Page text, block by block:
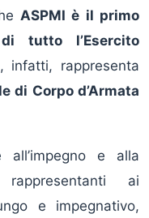
ASPMI è il primo
tutto l’Esercito
infatti, rappresenta
di Corpo d’Armata
all’impegno e alla
ai
e impegnativo,